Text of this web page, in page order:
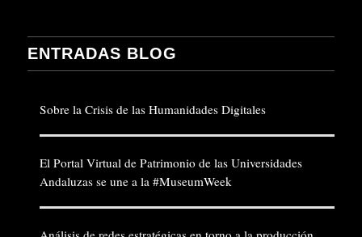
ENTRADAS BLOG
Sobre la Crisis de las Humanidades Digitales
El Portal Virtual de Patrimonio de las Universidades
Andaluzas se une a la #MuseumWeek